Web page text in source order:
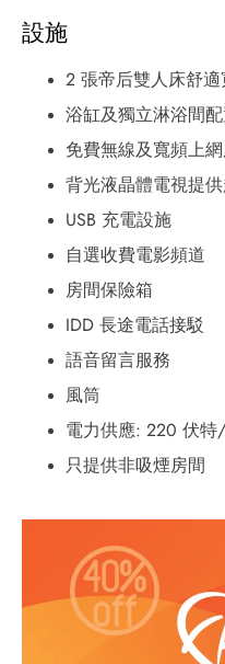
設施
2 張帝后雙人床舒
浴缸及獨立淋浴間
免費無線及寬頻上
背光液晶體電視提
USB 充電設施
自選收費電影頻道
房間保險箱
IDD 長途電話接駁
語音留言服務
風筒
電力供應: 220 伏特
只提供非吸煙房間